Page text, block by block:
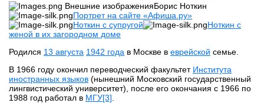
Внешние изображенияБорис Ноткин
Портрет на сайте «Афиша.ру»
Ноткин с супругой
Ноткин с
женой в их загородном доме
Родился 13 августа 1942 года в Москве в еврейской семье.
В 1966 году окончил переводческий факультет Института
иностранных языков (нынешний Московский государственный
лингвистический университет), после его окончания с 1966 по
1988 год работал в МГУ[3]